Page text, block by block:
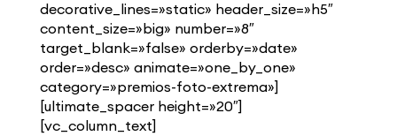
decorative_lines=»static» header_size=»h5″
content_size=»big» number=»8″
target_blank=»false» orderby=»date»
order=»desc» animate=»one_by_one»
category=»premios-foto-extrema»]
[ultimate_spacer height=»20″]
[vc_column_text]